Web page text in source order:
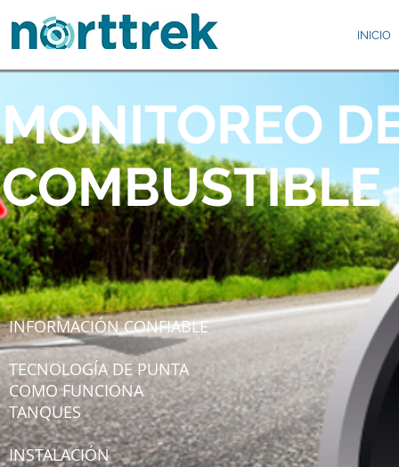
INICIO
MONITOREO
COMBUSTIBLE
INFORMACIÓN CONFIABLE
TECNOLOGÍA DE PUNTA
COMO FUNCIONA
TANQUES
INSTALACIÓN